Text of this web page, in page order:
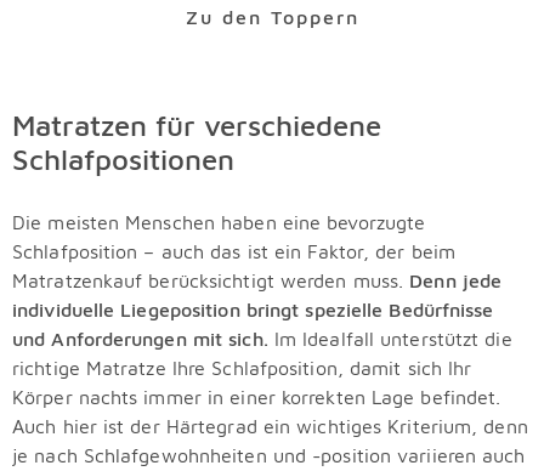
Zu den Toppern
Matratzen für verschiedene
Schlafpositionen
Die meisten Menschen haben eine bevorzugte
Schlafposition – auch das ist ein Faktor, der beim
Matratzenkauf berücksichtigt werden muss. Denn jede
individuelle Liegeposition bringt spezielle Bedürfnisse
und Anforderungen mit sich. Im Idealfall unterstützt die
richtige Matratze Ihre Schlafposition, damit sich Ihr
Körper nachts immer in einer korrekten Lage befindet.
Auch hier ist der Härtegrad ein wichtiges Kriterium, denn
je nach Schlafgewohnheiten und -position variieren auch